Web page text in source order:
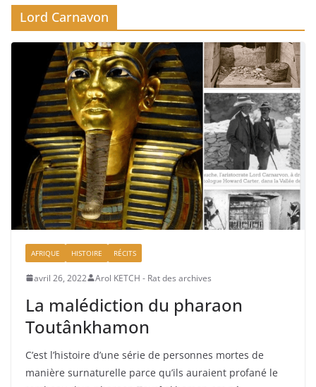
Lord Carnavon
AFRIQUE HISTOIRE RÉCITS
avril 26, 2022 Arol KETCH - Rat des archives
La malédiction du pharaon
Toutânkhamon
C’est l’histoire d’une série de personnes mortes de
manière surnaturelle parce qu’ils auraient profané le